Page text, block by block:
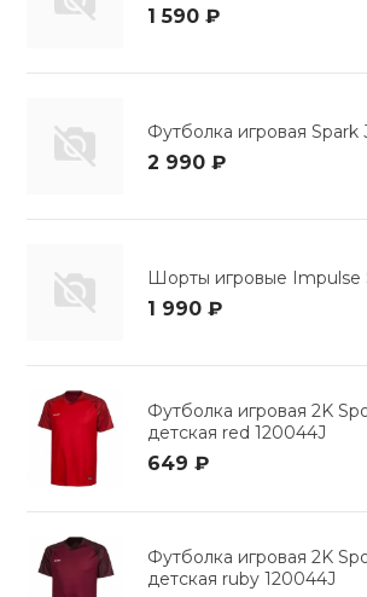
1 590 ₽
Футболка игровая Spark
2 990 ₽
Шорты игровые Impulse
1 990 ₽
Футболка игровая 2K
детская red 120044J
649 ₽
Футболка игровая 2K
детская ruby 120044J